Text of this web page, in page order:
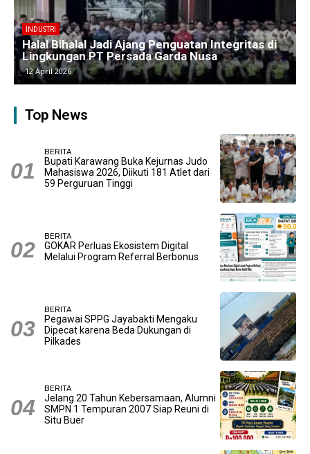
BERITA
Kawasan Industri Cikarang Kembali Padat,
Produksi dan Logistik Beroperasi Penuh”
9 April 2026
Top News
BERITA
Bupati Karawang Buka Kejurnas Judo
Mahasiswa 2026, Diikuti 181 Atlet dari
59 Perguruan Tinggi
BERITA
GOKAR Perluas Ekosistem Digital
Melalui Program Referral Berbonus
BERITA
Pegawai SPPG Jayabakti Mengaku
Dipecat karena Beda Dukungan di
Pilkades
BERITA
Jelang 20 Tahun Kebersamaan, Alumni
SMPN 1 Tempuran 2007 Siap Reuni di
Situ Buer